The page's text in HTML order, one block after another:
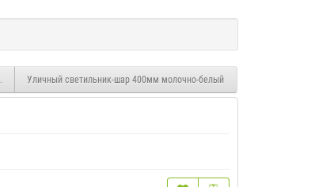
Уличный светильник-шар 400мм молочно-белый